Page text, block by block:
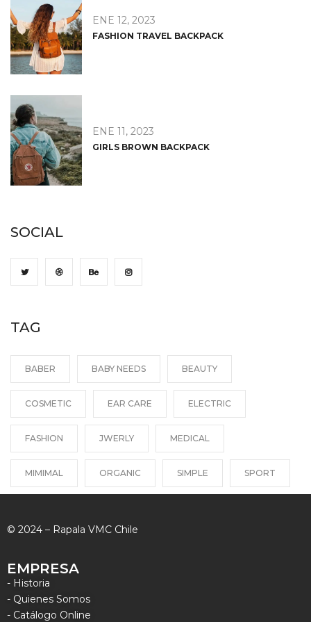
ENE 12, 2023
FASHION TRAVEL BACKPACK
ENE 11, 2023
GIRLS BROWN BACKPACK
SOCIAL
TAG
BABER BABY NEEDS BEAUTY
COSMETIC EAR CARE ELECTRIC
FASHION JWERLY MEDICAL
MIMIMAL ORGANIC SIMPLE SPORT
© 2024 – Rapala VMC Chile
EMPRESA
- Historia
- Quienes Somos
- Catálogo Online